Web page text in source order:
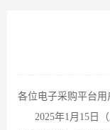
各位电子采购平台用
2025年1月 15 日